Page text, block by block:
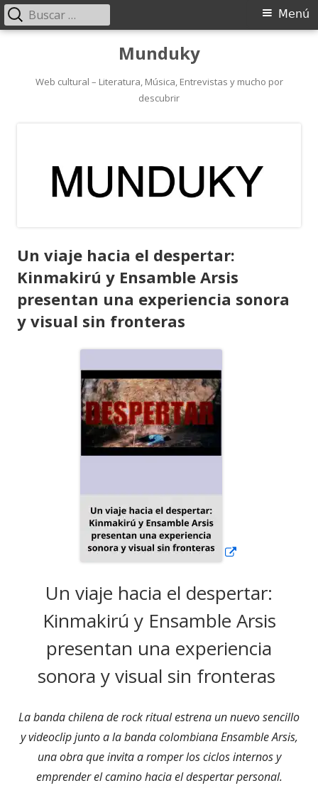
contenido
Munduky
Web cultural – Literatura, Música, Entrevistas y mucho por
descubrir
Menú
Menú
Buscar:
Un viaje hacia el despertar:
Kinmakirú y Ensamble Arsis
presentan una experiencia sonora
y visual sin fronteras
Un viaje hacia el despertar:
Kinmakirú y Ensamble Arsis
presentan una experiencia
sonora y visual sin fronteras
La banda chilena de rock ritual estrena un nuevo sencillo
y videoclip junto a la banda colombiana Ensamble Arsis,
una obra que invita a romper los ciclos internos y
emprender el camino hacia el despertar personal.